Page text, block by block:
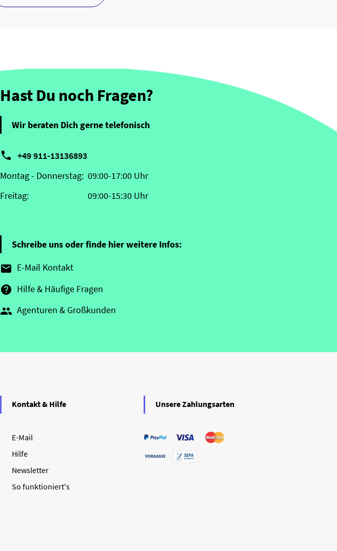
Hast Du noch Fragen?
Wir beraten Dich gerne telefonisch
 +49 911-13136893
Montag - Donnerstag:
Freitag:
09:00-17:00 Uhr
09:00-15:30 Uhr
Schreibe uns oder finde hier weitere Infos:
 E-Mail Kontakt
 Hilfe & Häufige Fragen
 Agenturen & Großkunden
Kontakt & Hilfe
E-Mail
Hilfe
Newsletter
So funktioniert's
Unsere Zahlungsarten